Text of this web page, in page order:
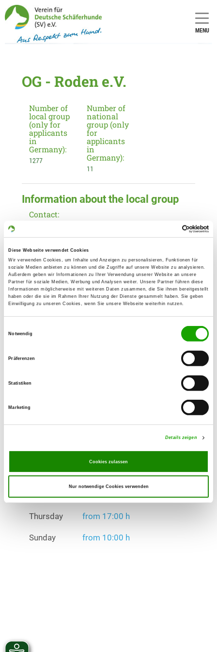
Diese Webseite verwendet Cookies
Wir verwenden Cookies, um Inhalte und Anzeigen zu personalisieren, Funktionen für
soziale Medien anbieten zu können und die Zugriffe auf unsere Website zu analysieren.
Außerdem geben wir Informationen zu Ihrer Verwendung unserer Website an unsere
Partner für soziale Medien, Werbung und Analysen weiter. Unsere Partner führen diese
Informationen möglicherweise mit weiteren Daten zusammen, die Sie ihnen bereitgestellt
haben oder die sie im Rahmen Ihrer Nutzung der Dienste gesammelt haben. Sie geben
Einwilligung zu unseren Cookies, wenn Sie unsere Webseite weiterhin nutzen.
Notwendig
Präferenzen
Statistiken
Marketing
Details zeigen
Cookies zulassen
Nur notwendige Cookies verwenden
MENU
OG - Roden e.V.
Number of
local group
(only for
applicants
in
Germany):
1277
Number of
national
group (only
for
applicants
in
Germany):
11
Information about the local group
Contact:
Schloßstr. 45
66798 Wallerfangen
Training ground:
Primsstr.
66740 Saarlouis
Handy:
015115605691
E-Mail:
Faehrte, Unterordnung, Schutzdienst
Exercise times in summer:
from 10:00 h
Exercise times in winter:
Tuesday from 17:00 h
Thursday from 17:00 h
Sunday from 10:00 h